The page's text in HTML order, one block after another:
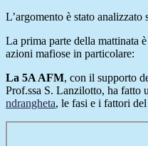
L’argomento è stato
La prima parte della mattinata
azioni mafiose in particolare:
La 5A AFM, con il supporto
Prof.ssa S. Lanzilotto, ha fatto
ndrangheta, le fasi e i fattori